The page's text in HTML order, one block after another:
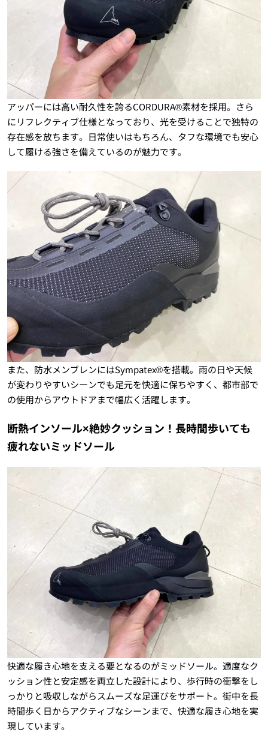
アッパーには高い耐久性を誇るCORDURA®素材を採用。さら
にリフレクティブ仕様となっており、光を受けることで独特の
存在感を放ちます。日常使いはもちろん、タフな環境でも安心
して履ける強さを備えているのが魅力です。
また、防水メンブレンにはSympatex®を搭載。雨の日や天候
が変わりやすいシーンでも足元を快適に保ちやすく、都市部で
の使用からアウトドアまで幅広く活躍します。
断熱インソール×絶妙クッション！長時間歩いても
疲れないミッドソール
快適な履き心地を支える要となるのがミッドソール。適度なク
ッション性と安定感を両立した設計により、歩行時の衝撃をし
っかりと吸収しながらスムーズな足運びをサポート。街中を長
時間歩く日からアクティブなシーンまで、快適な履き心地を実
現しています。